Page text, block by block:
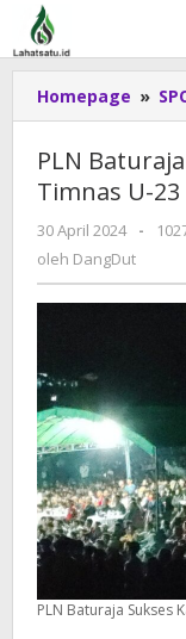
Lewati
konten
Homepage »
PLN
Timnas U-23
30 April 2024
oleh
-
oleh DangDut
PLN Baturaja Sukses